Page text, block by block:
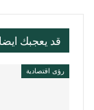
قد يعجبك ايضا
رؤى اقتصادية